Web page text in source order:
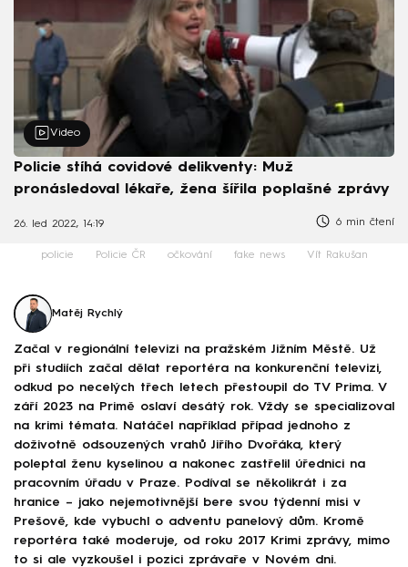
Video
Policie stíhá covidové delikventy: Muž
pronásledoval lékaře, žena šířila poplašné zprávy
26. led 2022, 14:19 6 min čtení
policie Policie ČR očkování fake news Vít Rakušan
Matěj Rychlý
Začal v regionální televizi na pražském Jižním Městě. Už
při studiích začal dělat reportéra na konkurenční televizi,
odkud po necelých třech letech přestoupil do TV Prima. V
září 2023 na Primě oslaví desátý rok. Vždy se specializoval
na krimi témata. Natáčel například případ jednoho z
doživotně odsouzených vrahů Jiřího Dvořáka, který
poleptal ženu kyselinou a nakonec zastřelil úřednici na
pracovním úřadu v Praze. Podíval se několikrát i za
hranice – jako nejemotivnější bere svou týdenní misi v
Prešově, kde vybuchl o adventu panelový dům. Kromě
reportéra také moderuje, od roku 2017 Krimi zprávy, mimo
to si ale vyzkoušel i pozici zprávaře v Novém dni.